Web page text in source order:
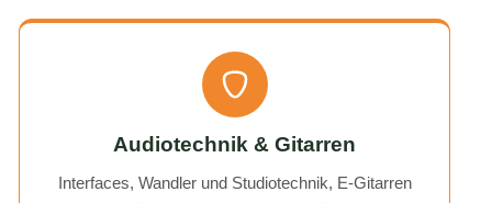
Audiotechnik & Gitarren
Interfaces, Wandler und Studiotechnik, E-Gitarren